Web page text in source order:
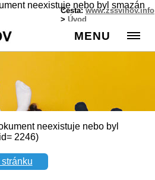
neexistuje nebo byl smazán
MENU
Cesta:www.zssvihov.info
> Úvod
neexistuje nebo byl
2246)